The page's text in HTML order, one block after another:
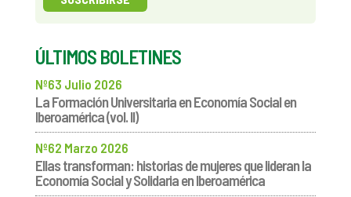
ÚLTIMOS BOLETINES
Nº63 Julio 2026
La Formación Universitaria en Economía Social en
Iberoamérica (vol. II)
Nº62 Marzo 2026
Ellas transforman: historias de mujeres que lideran la
Economía Social y Solidaria en Iberoamérica